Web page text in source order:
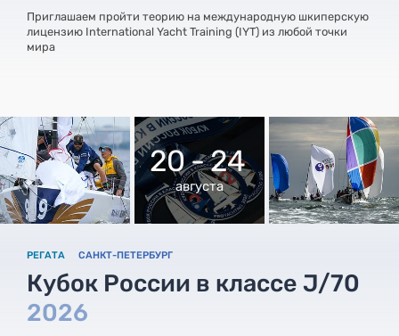
Приглашаем пройти теорию на международную шкиперскую
лицензию International Yacht Training (IYT) из любой точки
мира
20 - 24
августа
РЕГАТА САНКТ-ПЕТЕРБУРГ
Кубок России в классе J/70
2026